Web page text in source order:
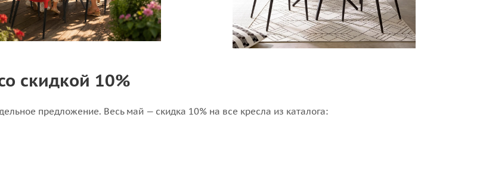
скидкой 10%
предложение. Весь май — скидка 10% на все кресла из каталога: